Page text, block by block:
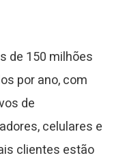
de 150 milhões
por ano, com
de
celulares e
clientes estão